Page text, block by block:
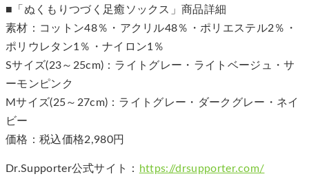
■「ぬくもりつづく足癒ソックス」商品詳細
素材：コットン48％・アクリル48％・ポリエステル2％・
ポリウレタン1％・ナイロン1％
Sサイズ(23～25cm)：ライトグレー・ライトベージュ・サ
ーモンピンク
Mサイズ(25～27cm)：ライトグレー・ダークグレー・ネイ
ビー
価格：税込価格2,980円
Dr.Supporter公式サイト： https://drsupporter.com/